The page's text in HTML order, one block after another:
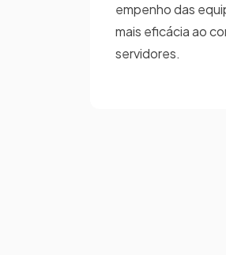
empenho das
mais eficácia ao
servidores.